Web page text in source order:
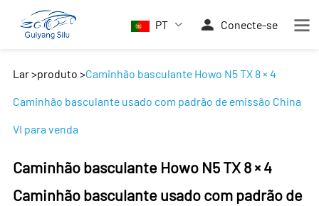
PT Conecte-se
Lar>produto >Caminhão basculante Howo N5 TX 8 × 4
Caminhão basculante usado com padrão de emissão China
VI para venda
Caminhão basculante Howo N5 TX 8 × 4
Caminhão basculante usado com padrão de